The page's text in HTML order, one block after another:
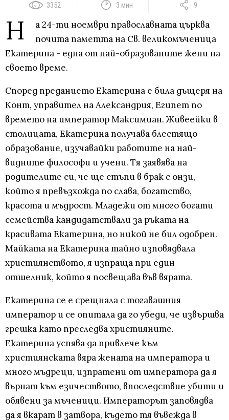
3352 3 мин 9
Н
а 24-ти ноември православната църква
почита паметта на Св. великомъченица
Екатерина - една от най-образованите жени на
своето време.
Според преданието Екатерина е била дъщеря на
Конт, управител на Александрия, Египет по
времето на император Максимиан. Живеейки в
столицата, Екатерина получава блестящо
образование, изучавайки работите на най-
видните философи и учени. Тя заявява на
родителите си, че ще стъпи в брак с онзи,
който я превъзхожда по слава, богатство,
красота и мъдрост. Младежи от много богати
семейства кандидатствали за ръката на
красивата Екатерина, но никой не бил одобрен.
Майката на Екатерина тайно изповядвала
християнството, я изпраща при един
отшелник, който я посвещава във вярата.
Екатерина се е срещнала с тогавашния
император и се опитала да го убеди, че извършва
грешка като преследва християните.
Екатерина успява да привлече към
християнската вяра жената на императора и
много мъдреци, изпратени от императора да я
върнат към езичеството, впоследствие убити и
обявени за мъченици. Императорът заповядва
да я вкарат в затвора, където тя въвежда в